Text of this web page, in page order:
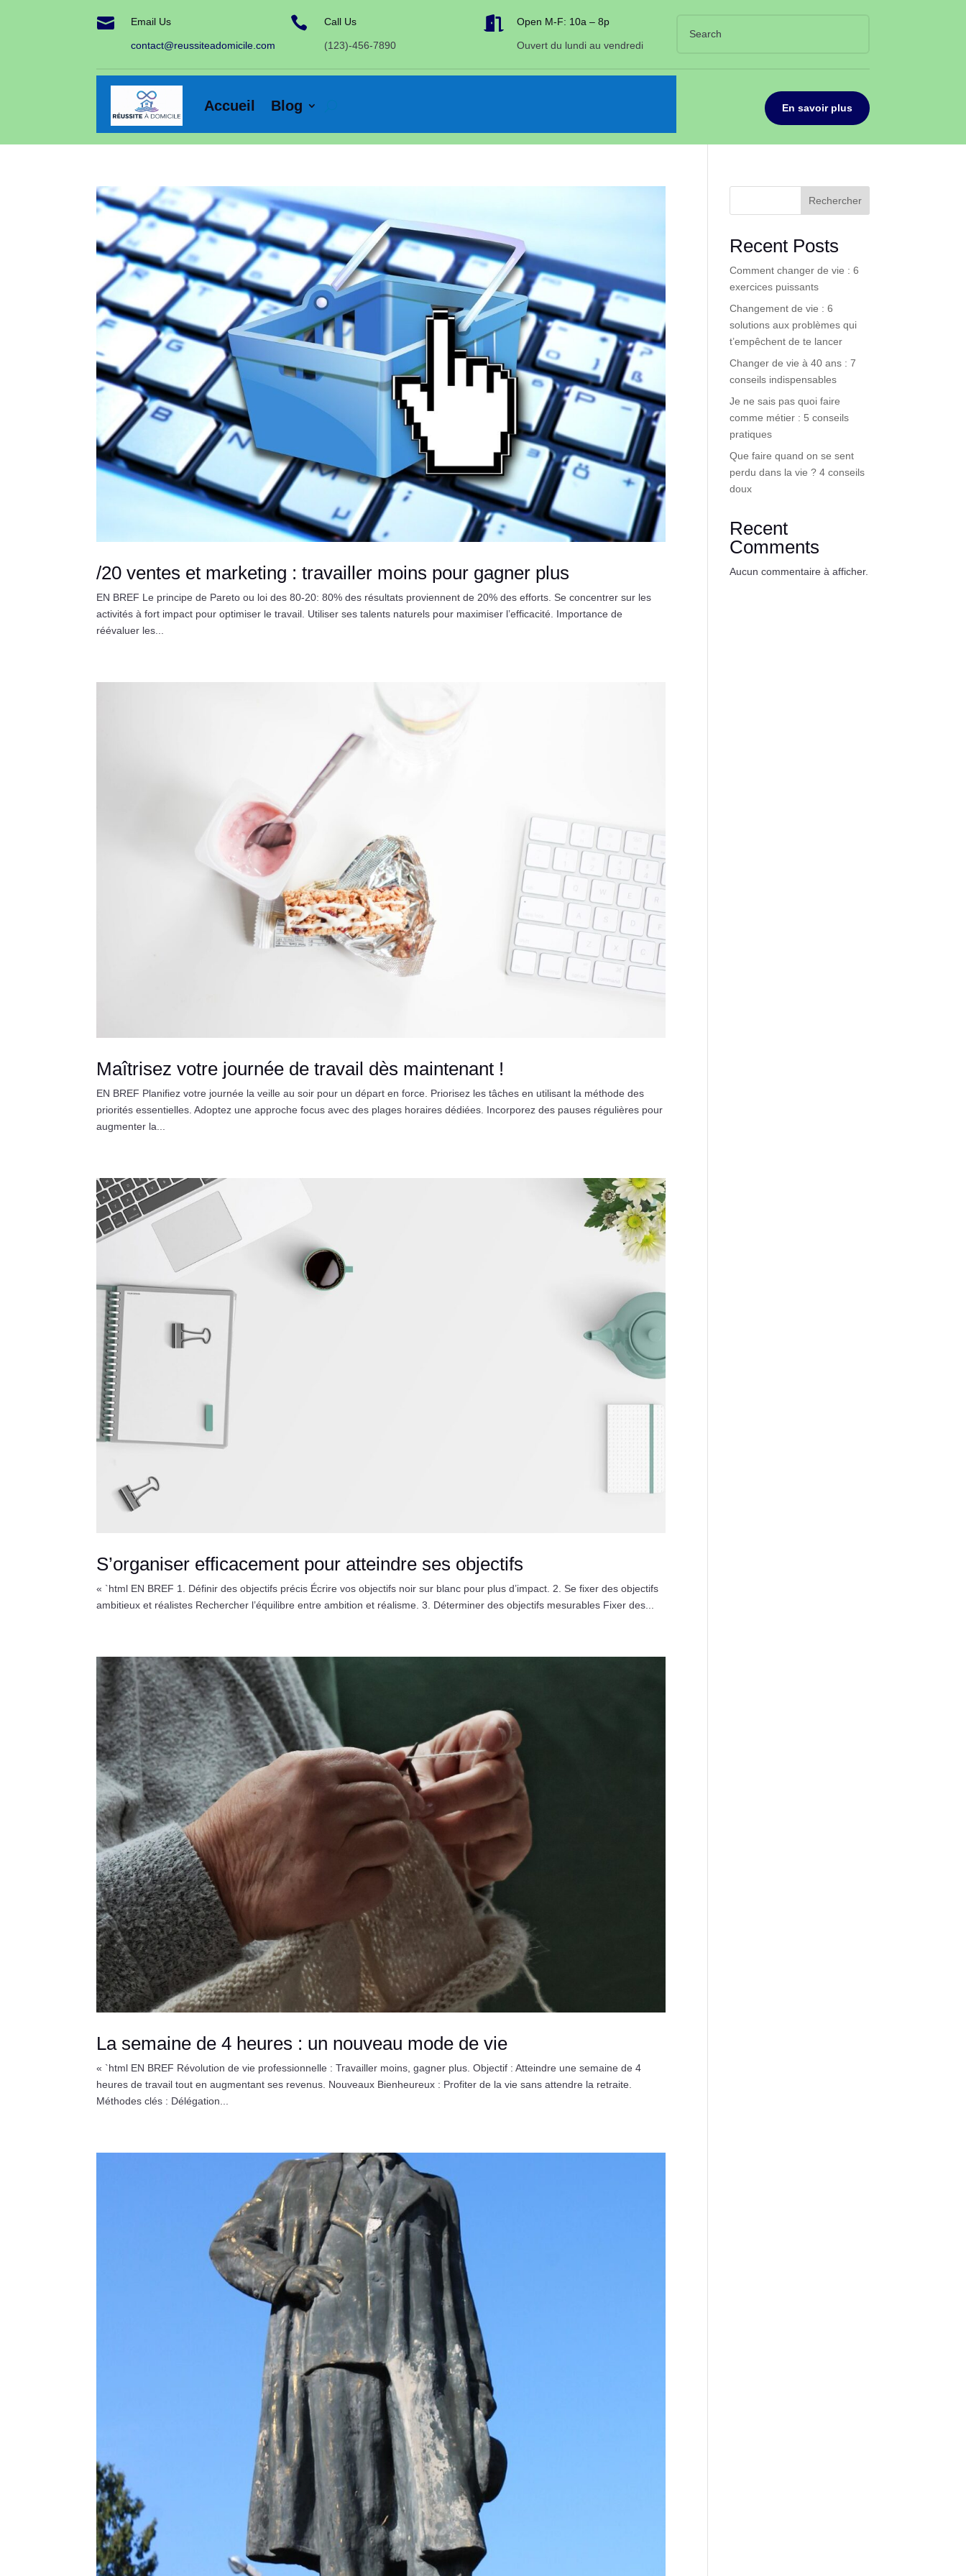
 Email Us
contact@reussiteadomicile.com
 Call Us
(123)-456-7890
 Open M-F: 10a – 8p
Ouvert du lundi au vendredi
Accueil Blog En savoir plus
/20 ventes et marketing : travailler moins pour gagner plus
EN BREF Le principe de Pareto ou loi des 80-20: 80% des résultats proviennent de 20% des efforts. Se concentrer sur les
activités à fort impact pour optimiser le travail. Utiliser ses talents naturels pour maximiser l’efficacité. Importance de
réévaluer les...
Maîtrisez votre journée de travail dès maintenant !
EN BREF Planifiez votre journée la veille au soir pour un départ en force. Priorisez les tâches en utilisant la méthode des
priorités essentielles. Adoptez une approche focus avec des plages horaires dédiées. Incorporez des pauses régulières pour
augmenter la...
S’organiser efficacement pour atteindre ses objectifs
« `html EN BREF 1. Définir des objectifs précis Écrire vos objectifs noir sur blanc pour plus d’impact. 2. Se fixer des objectifs
ambitieux et réalistes Rechercher l’équilibre entre ambition et réalisme. 3. Déterminer des objectifs mesurables Fixer des...
La semaine de 4 heures : un nouveau mode de vie
« `html EN BREF Révolution de vie professionnelle : Travailler moins, gagner plus. Objectif : Atteindre une semaine de 4
heures de travail tout en augmentant ses revenus. Nouveaux Bienheureux : Profiter de la vie sans attendre la retraite.
Méthodes clés : Délégation...
Rechercher
Recent Posts
Comment changer de vie : 6
exercices puissants
Changement de vie : 6
solutions aux problèmes qui
t’empêchent de te lancer
Changer de vie à 40 ans : 7
conseils indispensables
Je ne sais pas quoi faire
comme métier : 5 conseils
pratiques
Que faire quand on se sent
perdu dans la vie ? 4 conseils
doux
Recent
Comments
Aucun commentaire à afficher.